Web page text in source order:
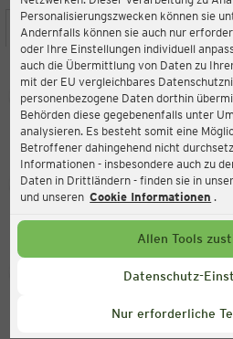
Personalisierungszwecken können sie
Andernfalls können sie auch nur
oder Ihre Einstellungen individuell
auch die Übermittlung von Daten zu
mit der EU vergleichbares
personenbezogene Daten dorthin
Behörden diese gegebenenfalls unter
analysieren. Es besteht somit eine
Betroffener dahingehend nicht
Informationen - insbesondere auch zu
Daten in Drittländern - finden sie in
und unseren Cookie Informationen .
Allen Tools
Datenschutz-
Nur erforderliche
STANDORT SERVICES SORTIMENT
Ernsting's family
Marzahner Promenade 1,
Aktuell:
Geöffnet
Service Hotline
Montag bis Freitag 8-18 Uhr